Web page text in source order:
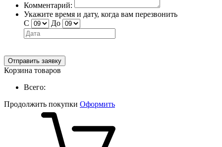
Комментарий:
Укажите время и дату, когда вам перезвонить
С
До
Отправить заявку
Корзина товаров
Всего:
Продолжить покупки Оформить